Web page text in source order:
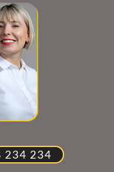
234 234